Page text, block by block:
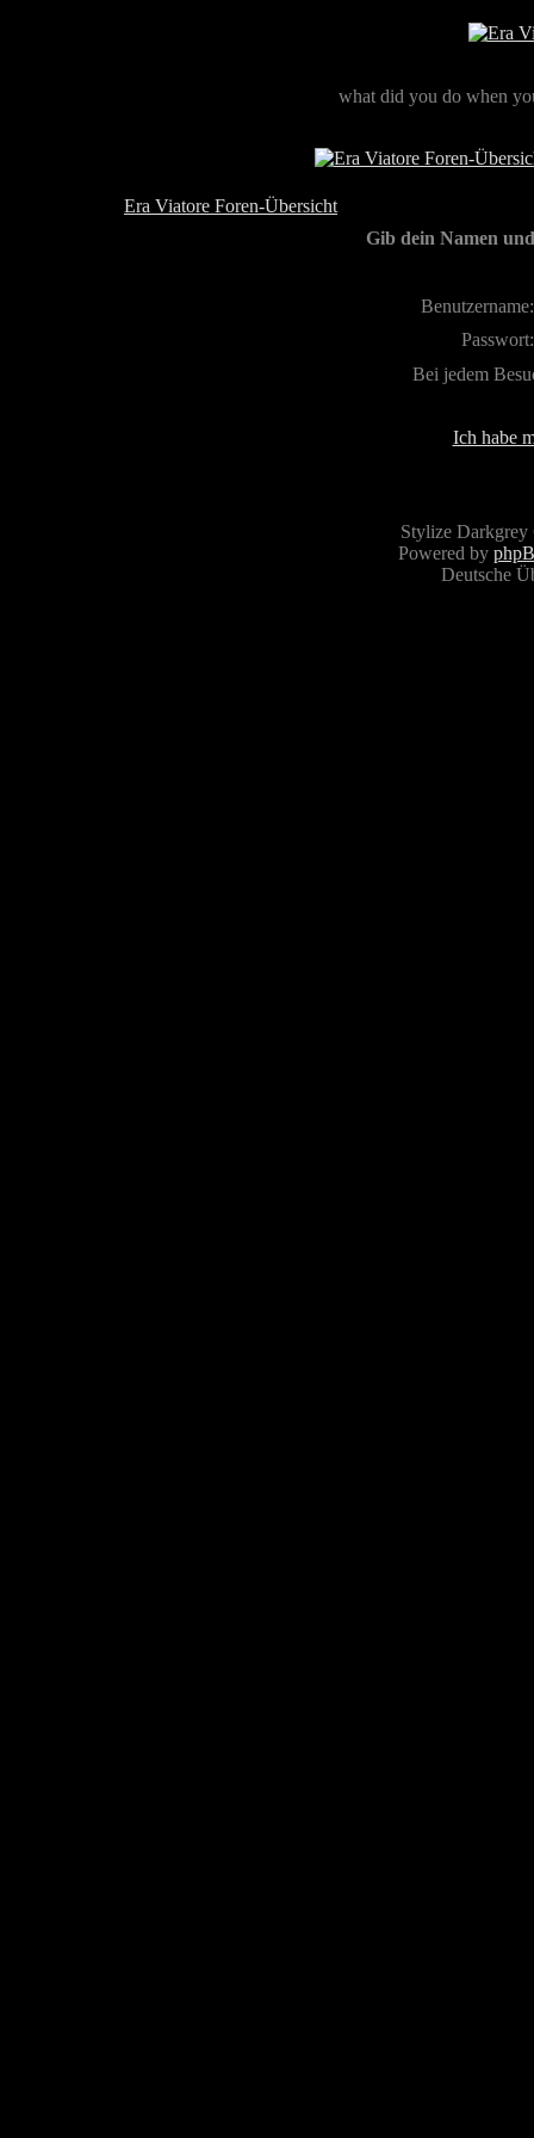
what did you do when
Era Viatore Foren-Übersicht
Gib dein Namen
Benutzername:
Passwort:
Bei jedem
Ich habe
Stylize
Powered by
Deutsche